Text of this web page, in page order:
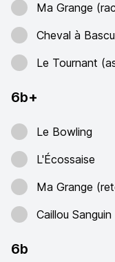
Ma Grange
Cheval à
Le Tournant
6b+
Le Bowling
L'Écossaise
Ma Grange
Caillou Sanguin
6b